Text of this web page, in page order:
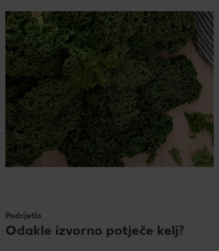
Podrijetlo
Odakle izvorno potječe kelj?